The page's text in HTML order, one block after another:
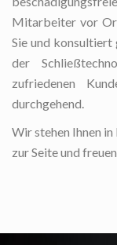
Mitarbeiter vor
Sie und konsultiert
der
zufriedenen
durchgehend.
Wir stehen Ihnen
zur Seite und